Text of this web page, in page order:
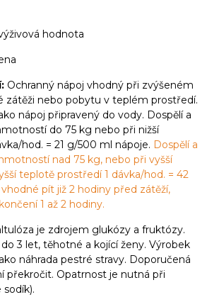
hodnota
Ochranný nápoj vhodný při zvýšeném
zátěži nebo pobytu v teplém prostředí.
nápoj připravený do vody. Dospělí a
do 75 kg nebo při nižší
hod. = 21 g/500 ml nápoje. Dospělí a
nad 75 kg, nebo při vyšší
teplotě prostředí 1 dávka/hod. = 42
pít již 2 hodiny před zátěží,
1 až 2 hodiny.
je zdrojem glukózy a fruktózy.
3 let, těhotné a kojící ženy. Výrobek
náhrada pestré stravy. Doporučená
překročit. Opatrnost je nutná při